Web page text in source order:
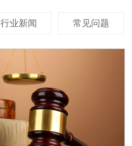
行业新闻 常见问题